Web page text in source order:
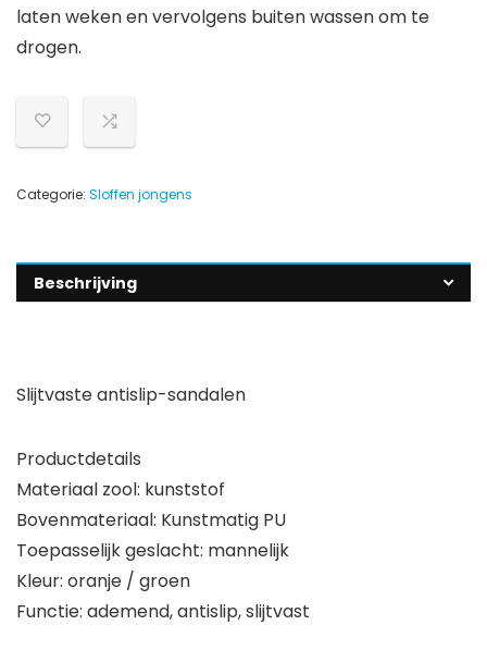
laten weken en vervolgens buiten wassen om te
drogen.
Categorie: Sloffen jongens
Beschrijving
Slijtvaste antislip-sandalen
Productdetails
Materiaal zool: kunststof
Bovenmateriaal: Kunstmatig PU
Toepasselijk geslacht: mannelijk
Kleur: oranje / groen
Functie: ademend, antislip, slijtvast